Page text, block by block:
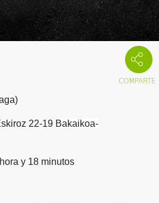
22-19 Bakaikoa-
y 18 minutos